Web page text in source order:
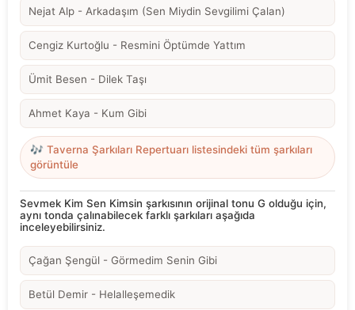
Nejat Alp - Arkadaşım (Sen Miydin Sevgilimi Çalan)
Cengiz Kurtoğlu - Resmini Öptümde Yattım
Ümit Besen - Dilek Taşı
Ahmet Kaya - Kum Gibi
🎶 Taverna Şarkıları Repertuarı listesindeki tüm şarkıları
görüntüle
Sevmek Kim Sen Kimsin şarkısının orijinal tonu G olduğu için,
aynı tonda çalınabilecek farklı şarkıları aşağıda
inceleyebilirsiniz.
Çağan Şengül - Görmedim Senin Gibi
Betül Demir - Helalleşemedik